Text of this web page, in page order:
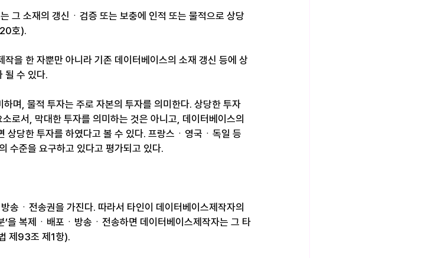
그 소재의 갱신ㆍ검증 또는 보충에 인적 또는 물적으로 상당
호).
을 한 자뿐만 아니라 기존 데이터베이스의 소재 갱신 등에 상
될 수 있다.
며, 물적 투자는 주로 자본의 투자를 의미한다. 상당한 투자
로서, 막대한 투자를 의미하는 것은 아니고, 데이터베이스의
상당한 투자를 하였다고 볼 수 있다. 프랑스ㆍ영국ㆍ독일 등
수준을 요구하고 있다고 평가되고 있다.
송ㆍ전송권을 가진다. 따라서 타인이 데이터베이스제작자의
’을 복제ㆍ배포ㆍ방송ㆍ전송하면 데이터베이스제작자는 그 타
제93조 제1항).